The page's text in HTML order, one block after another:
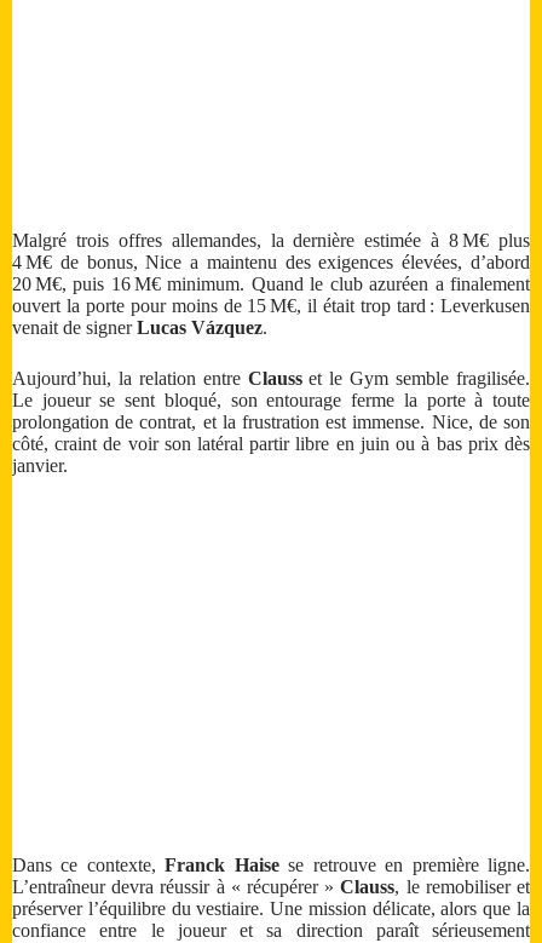
Malgré trois offres allemandes, la dernière estimée à 8 M€ plus
4 M€ de bonus, Nice a maintenu des exigences élevées, d’abord
20 M€, puis 16 M€ minimum. Quand le club azuréen a finalement
ouvert la porte pour moins de 15 M€, il était trop tard : Leverkusen
venait de signerLucas Vázquez.
Aujourd’hui, la relation entre Clausset le Gym semble fragilisée.
Le joueur se sent bloqué, son entourage ferme la porte à toute
prolongation de contrat, et la frustration est immense. Nice, de son
côté, craint de voir son latéral partir libre en juin ou à bas prix dès
janvier.
Dans ce contexte,Franck Haisese retrouve en première ligne.
L’entraîneur devra réussir à « récupérer »Clauss, le remobiliser et
préserver l’équilibre du vestiaire. Une mission délicate, alors que la
confiance entre le joueur et sa direction paraît sérieusement